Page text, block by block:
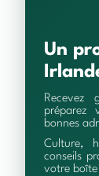
Un
Recevez
préparez
bonnes
Culture,
conseils
votre